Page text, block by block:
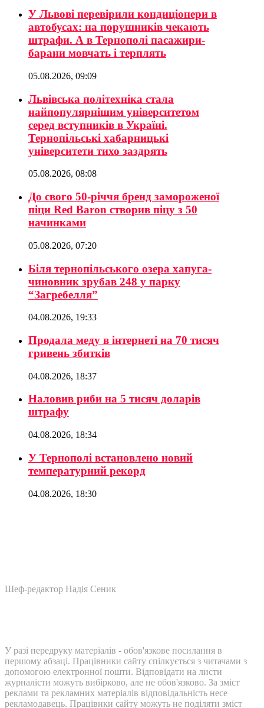
У Львові перевірили кондиціонери в
автобусах: на порушників чекають
штрафи. А в Тернополі пасажири-
барани мовчать і терплять
05.08.2026, 09:09
Львівська політехніка стала
найпопулярнішим університетом
серед вступників в Україні.
Тернопільські хабарницькі
університети тихо заздрять
05.08.2026, 08:08
До свого 50-річчя бренд замороженої
піци Red Baron створив піцу з 50
начинками
05.08.2026, 07:20
Біля тернопільського озера хапуга-
чиновник зрубав 248 у парку
“Загребелля”
04.08.2026, 19:33
Продала меду в інтернеті на 70 тисяч
гривень збитків
04.08.2026, 18:37
Наловив риби на 5 тисяч доларів
штрафу
04.08.2026, 18:34
У Тернополі встановлено новий
температурний рекорд
04.08.2026, 18:30
Шеф-редактор Надія Сеник
У разі передруку матеріалів - обов'язкове посилання в
першому абзаці. Працівники сайту спілкується з читачами з
допомогою електронної пошти. Відповідати на листи
журналісти можуть вибірково, але не обов'язково. За зміст
реклами та рекламних матеріалів відповідальність несе
рекламодавець. Працівнки сайту можуть не поділяти зміст